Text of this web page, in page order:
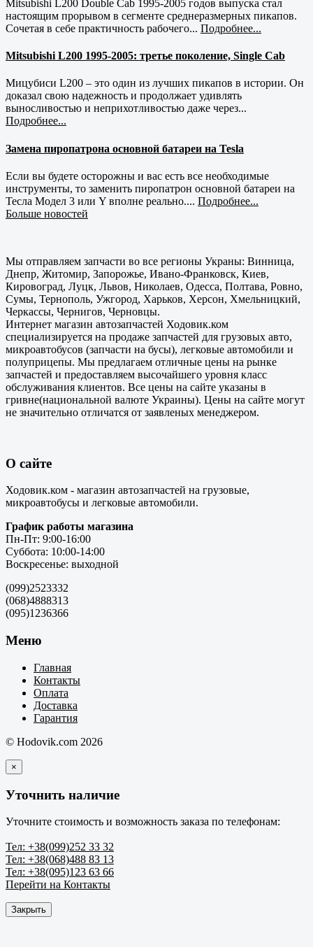
Mitsubishi L200 Double Cab 1995-2005 годов выпуска стал
настоящим прорывом в сегменте среднеразмерных пикапов.
Сочетая в себе практичность рабочего... Подробнее...
Mitsubishi L200 1995-2005: третье поколение, Single Cab
Мицубиси L200 – это один из лучших пикапов в истории. Он
доказал свою надежность и продолжает удивлять
выносливостью и неприхотливостью даже через...
Подробнее...
Замена пиропатрона основной батареи на Tesla
Если вы будете осторожны и вас есть все необходимые
инструменты, то заменить пиропатрон основной батареи на
Тесла Модел 3 или Y вполне реально.... Подробнее...
Больше новостей
Мы отправляем запчасти во все регионы Украны: Винница,
Днепр, Житомир, Запорожье, Ивано-Франковск, Киев,
Кировоград, Луцк, Львов, Николаев, Одесса, Полтава, Ровно,
Сумы, Тернополь, Ужгород, Харьков, Херсон, Хмельницкий,
Черкассы, Чернигов, Черновцы.
Интернет магазин автозапчастей Ходовик.ком
специализируется на продаже запчастей для грузовых авто,
микроавтобусов (запчасти на бусы), легковые автомобили и
полуприцепы. Мы предлагаем отличные цены на рынке
запчастей и предоставляем высочайшего уровня класс
обслуживания клиентов. Все цены на сайте указаны в
гривне(национальной валюте Украины). Цены на сайте могут
не значительно отличатся от заявленых менеджером.
О сайте
Ходовик.ком - магазин автозапчастей на грузовые,
микроавтобусы и легковые автомобили.
График работы магазина
Пн-Пт: 9:00-16:00
Суббота: 10:00-14:00
Воскресенье: выходной
(099)2523332
(068)4888313
(095)1236366
Меню
Главная
Контакты
Оплата
Доставка
Гарантия
© Hodovik.com 2026
×
Уточнить наличие
Уточните стоимость и возможность заказа по телефонам:
Тел: +38(099)252 33 32
Тел: +38(068)488 83 13
Тел: +38(095)123 63 66
Перейти на Контакты
Закрыть